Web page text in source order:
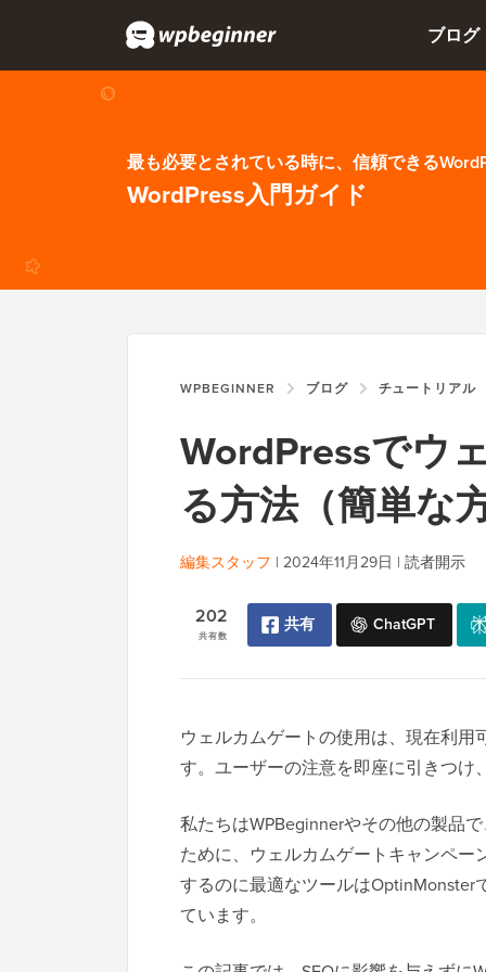
ブログ
最も必要とされている時に、信頼できる
WordPress入門ガイド
WPBEGINNER ブログ チュートリアル
WordPressでウ
る方法（簡単な
編集スタッフ | 2024年11月29日 | 読者開示
共有数
202 共有 ChatGPT
ウェルカムゲートの使用は、現在利用
す。ユーザーの注意を即座に引きつ
私たちはWPBeginnerやその他の製品
ために、ウェルカムゲートキャンペ
するのに最適なツールは
ています。